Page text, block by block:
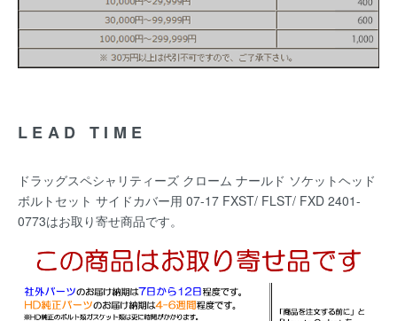
LEAD TIME
ドラッグスペシャリティーズ クローム ナールド ソケットヘッド
ボルトセット サイドカバー用 07-17 FXST/ FLST/ FXD 2401-
0773はお取り寄せ商品です。